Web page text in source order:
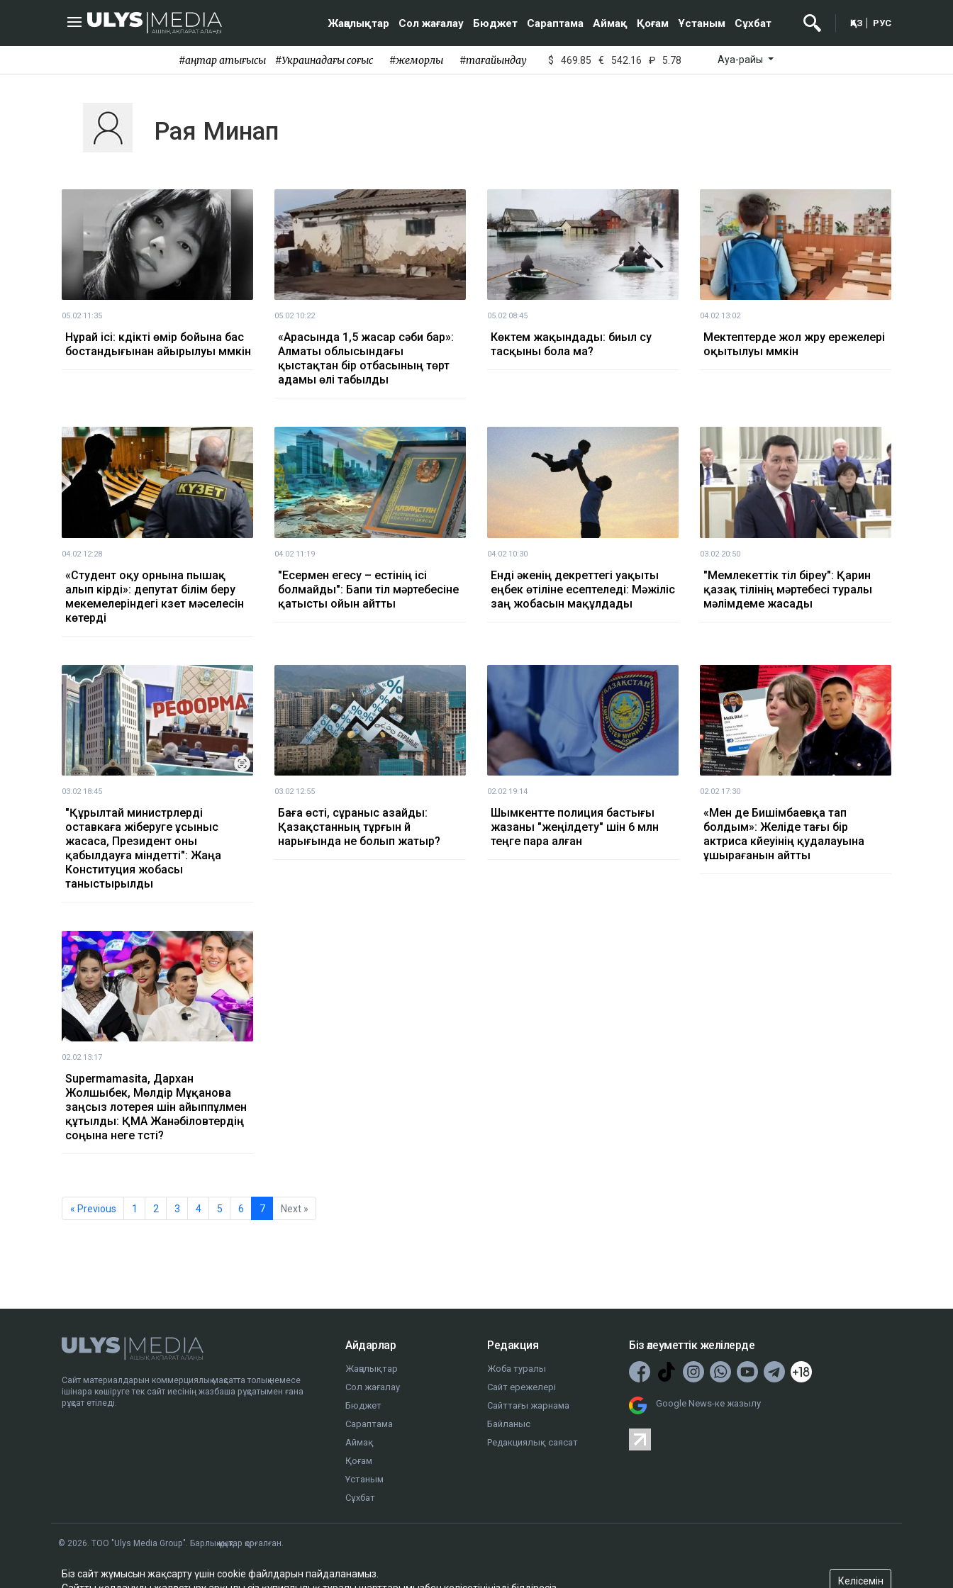
Жаңалықтар Сол жағалау Бюджет Сараптама Аймақ Қоғам Ұстаным Сұхбат ҚАЗ РУС
#қаңтар қақтығысы #Украинадағы соғыс #жемқорлық #тағайындау $ 469.85 € 542.16 ₽ 5.78 Ауа-райы
Рая Минап
05.02 11:35
Нұрай ісі: күдікті өмір бойына бас
бостандығынан айырылуы мүмкін
05.02 10:22
«Арасында 1,5 жасар сәби бар»:
Алматы облысындағы
қыстақтан бір отбасының төрт
адамы өлі табылды
05.02 08:45
Көктем жақындады: биыл су
тасқыны бола ма?
04.02 13:02
Мектептерде жол жүру ережелері
оқытылуы мүмкін
04.02 12:28
«Студент оқу орнына пышақ
алып кірді»: депутат білім беру
мекемелеріндегі күзет мәселесін
көтерді
04.02 11:19
"Есермен егесу – естінің ісі
болмайды": Бапи тіл мәртебесіне
қатысты ойын айтты
04.02 10:30
Енді әкенің декреттегі уақыты
еңбек өтіліне есептеледі: Мәжіліс
заң жобасын мақұлдады
03.02 20:50
"Мемлекеттік тіл біреу": Қарин
қазақ тілінің мәртебесі туралы
мәлімдеме жасады
03.02 18:45
"Құрылтай министрлерді
оставкаға жіберуге ұсыныс
жасаса, Президент оны
қабылдауға міндетті": Жаңа
Конституция жобасы
таныстырылды
03.02 12:55
Баға өсті, сұраныс азайды:
Қазақстанның тұрғын үй
нарығында не болып жатыр?
02.02 19:14
Шымкентте полиция бастығы
жазаны "жеңілдету" үшін 6 млн
теңге пара алған
02.02 17:30
«Мен де Бишімбаевқа тап
болдым»: Желіде тағы бір
актриса күйеуінің қудалауына
ұшырағанын айтты
02.02 13:17
Supermamasita, Дархан
Жолшыбек, Мөлдір Мұқанова
заңсыз лотерея үшін айыппұлмен
құтылды: ҚМА Жанәбіловтердің
соңына неге түсті?
« Previous 1 2 3 4 5 6 7 Next »
Сайт материалдарын коммерциялық мақсатта толық немесе
ішінара көшіруге тек сайт иесінің жазбаша рұқсатымен ғана
рұқсат етіледі.
Айдарлар
Жаңалықтар
Сол жағалау
Бюджет
Сараптама
Аймақ
Қоғам
Ұстаным
Сұхбат
Редакция
Жоба туралы
Сайт ережелері
Сайттағы жарнама
Байланыс
Редакциялық саясат
Біз әлеуметтік желілерде
Google News-ке жазылу
© 2026. ТОО "Ulys Media Group". Барлық құқықтар қорғалған.
Біз сайт жұмысын жақсарту үшін cookie файлдарын пайдаланамыз.
Келісемін